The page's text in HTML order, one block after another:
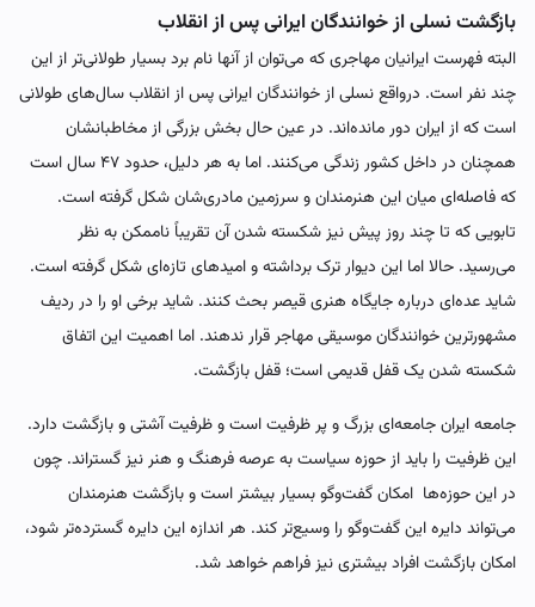
بازگشت نسلی از خوانندگان ایرانی پس از انقلاب
البته فهرست ایرانیان مهاجری که می‌توان از آنها نام برد بسیار طولانی‌تر از این
چند نفر است. درواقع نسلی از خوانندگان ایرانی پس از انقلاب سال‌های طولانی
است که از ایران دور مانده‌اند. در عین حال بخش بزرگی از مخاطبانشان
همچنان در داخل کشور زندگی می‌کنند. اما به هر دلیل، حدود ۴۷ سال است
که فاصله‌ای میان این هنرمندان و سرزمین مادری‌شان شکل گرفته است.
تابویی که تا چند روز پیش نیز شکسته شدن آن تقریباً ناممکن به نظر
می‌رسید. حالا اما این دیوار ترک برداشته و امیدهای تازه‌ای شکل گرفته است.
شاید عده‌ای درباره جایگاه هنری قیصر بحث کنند. شاید برخی او را در ردیف
مشهورترین خوانندگان موسیقی مهاجر قرار ندهند. اما اهمیت این اتفاق
شکسته شدن یک قفل قدیمی است؛ قفل بازگشت.
جامعه ایران جامعه‌ای بزرگ و پر ظرفیت است و ظرفیت آشتی و بازگشت دارد.
این ظرفیت را باید از حوزه سیاست به عرصه فرهنگ و هنر نیز گستراند. چون
در این حوزه‌ها امکان گفت‌وگو بسیار بیشتر است و بازگشت هنرمندان
می‌تواند دایره این گفت‌وگو را وسیع‌تر کند. هر اندازه این دایره گسترده‌تر شود،
امکان بازگشت افراد بیشتری نیز فراهم خواهد شد.